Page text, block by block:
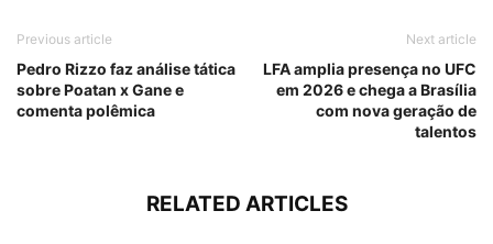
Previous article
Pedro Rizzo faz análise tática
sobre Poatan x Gane e
comenta polêmica
Next article
LFA amplia presença no UFC
em 2026 e chega a Brasília
com nova geração de
talentos
RELATED ARTICLES